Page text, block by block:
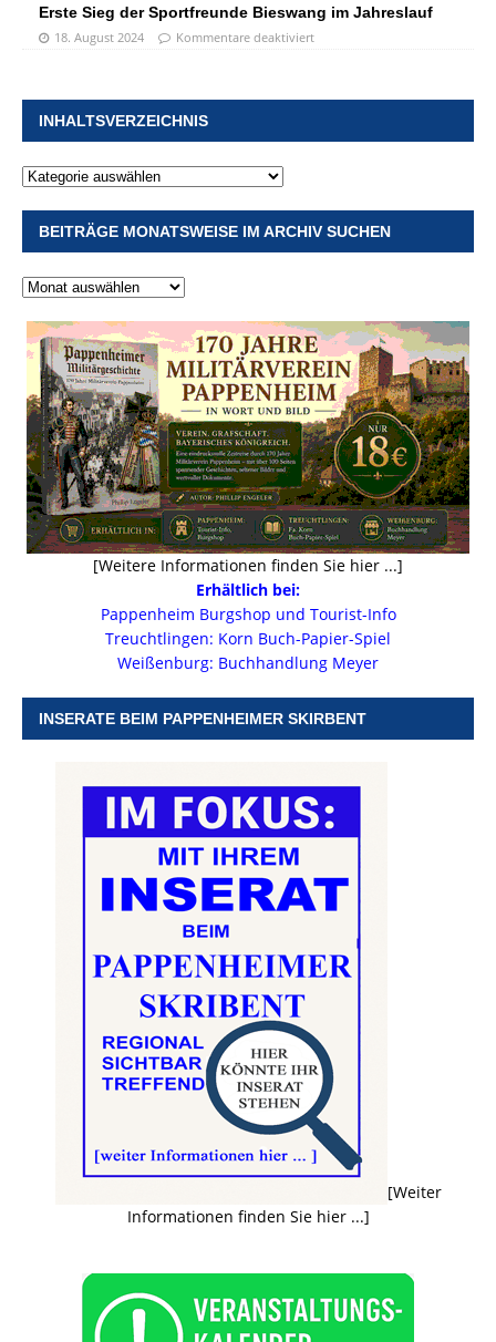
Erste Sieg der Sportfreunde Bieswang im Jahreslauf
18. August 2024 Kommentare deaktiviert
INHALTSVERZEICHNIS
BEITRÄGE MONATSWEISE IM ARCHIV SUCHEN
[Weitere Informationen finden Sie hier ...]
Erhältlich bei:
Pappenheim Burgshop und Tourist-Info
Treuchtlingen: Korn Buch-Papier-Spiel
Weißenburg: Buchhandlung Meyer
INSERATE BEIM PAPPENHEIMER SKIRBENT
[Weiter
Informationen finden Sie hier ...]